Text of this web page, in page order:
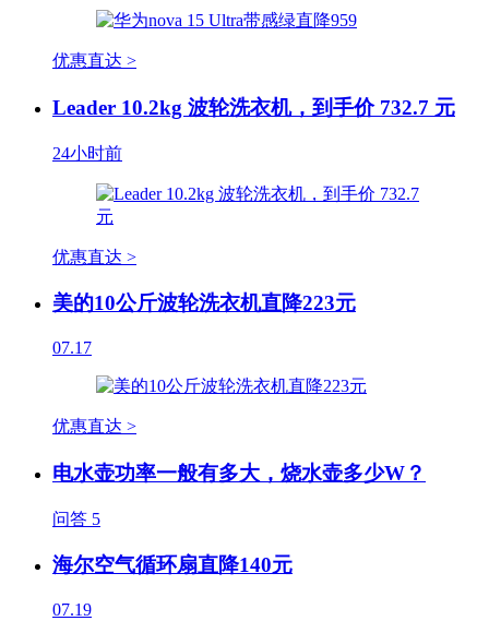
优惠直达 >
Leader 10.2kg 波轮洗衣机，到手价 732.7 元
24小时前
优惠直达 >
美的10公斤波轮洗衣机直降223元
07.17
优惠直达 >
电水壶功率一般有多大，烧水壶多少W？
问答 5
海尔空气循环扇直降140元
07.19